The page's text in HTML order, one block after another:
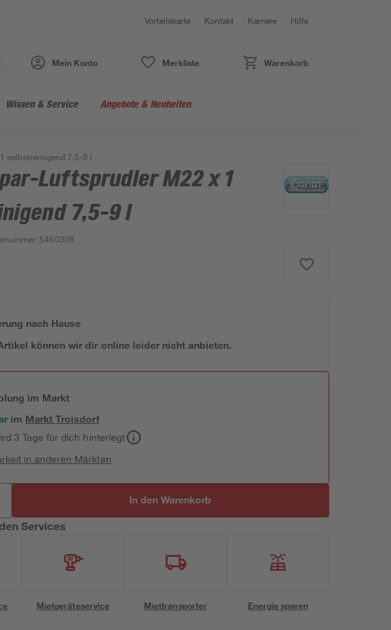
Vorteilskarte Kontakt Karriere Hilfe
Mein Konto Merkliste Warenkorb
Wissen & Service Angebote & Neuheiten
selbstreinigend 7,5-9 l
Luftsprudler M22 x 1
7,5-9 l
: 5460308
nach Hause
können wir dir online leider nicht anbieten.
im Markt
im MarktTroisdorf
3 Tage für dich hinterlegt
in anderen Märkten
In den Warenkorb
Services
Mietgeräteservice Miettransporter Energie sparen